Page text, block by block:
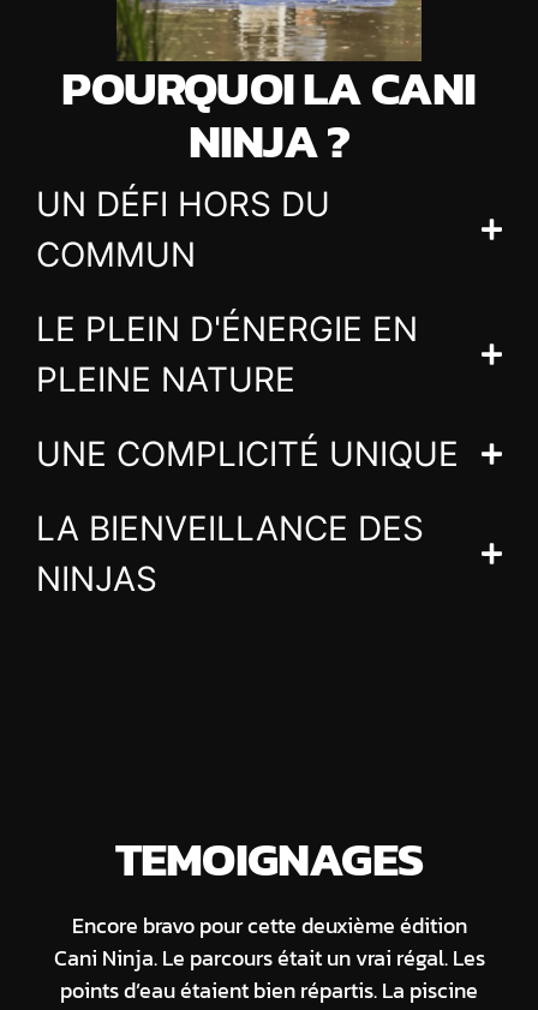
POURQUOI LA CANI
NINJA ?
UN DÉFI HORS DU
COMMUN
LE PLEIN D'ÉNERGIE EN
PLEINE NATURE
UNE COMPLICITÉ UNIQUE
LA BIENVEILLANCE DES
NINJAS
TEMOIGNAGES
Encore bravo pour cette deuxième édition
Cani Ninja. Le parcours était un vrai régal. Les
points d’eau étaient bien répartis. La piscine